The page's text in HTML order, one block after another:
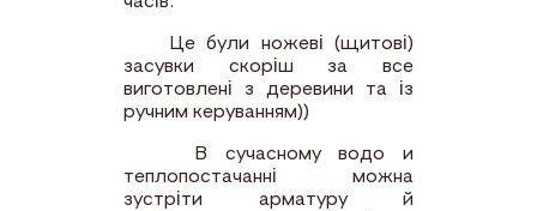
Це були ножеві (щитові)
засувки скоріш за все
виготовлені з деревини та із
ручним керуванням))
В сучасному водо и
теплопостачанні можна
зустріти арматуру й